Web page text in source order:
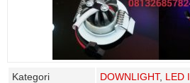
Kategori DOWNLIGHT, LED